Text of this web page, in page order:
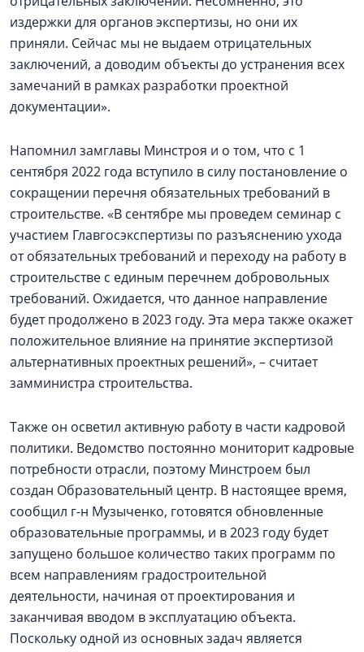
издержки для органов экспертизы, но они их
приняли. Сейчас мы не выдаем отрицательных
заключений, а доводим объекты до устранения всех
замечаний в рамках разработки проектной
документации».
Напомнил замглавы Минстроя и о том, что с 1
сентября 2022 года вступило в силу постановление о
сокращении перечня обязательных требований в
строительстве. «В сентябре мы проведем семинар с
участием Главгосэкспертизы по разъяснению ухода
от обязательных требований и переходу на работу в
строительстве с единым перечнем добровольных
требований. Ожидается, что данное направление
будет продолжено в 2023 году. Эта мера также окажет
положительное влияние на принятие экспертизой
альтернативных проектных решений», – считает
замминистра строительства.
Также он осветил активную работу в части кадровой
политики. Ведомство постоянно мониторит кадровые
потребности отрасли, поэтому Минстроем был
создан Образовательный центр. В настоящее время,
сообщил г-н Музыченко, готовятся обновленные
образовательные программы, и в 2023 году будет
запущено большое количество таких программ по
всем направлениям градостроительной
деятельности, начиная от проектирования и
заканчивая вводом в эксплуатацию объекта.
Поскольку одной из основных задач является